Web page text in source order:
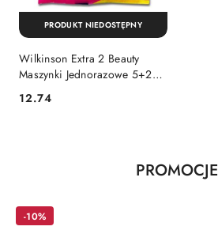
Wilkinson Extra 2 Beauty
Maszynki Jednorazowe 5+2
Cena:
12.74
PRODUKT NIEDOSTĘPNY
Pomiń karuzelę produktów
Produkty
PROMOCJE
-10%